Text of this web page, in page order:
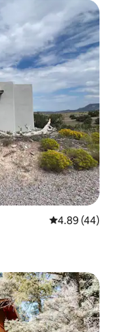
คะแนนเฉลี่ย
4.89 (44)